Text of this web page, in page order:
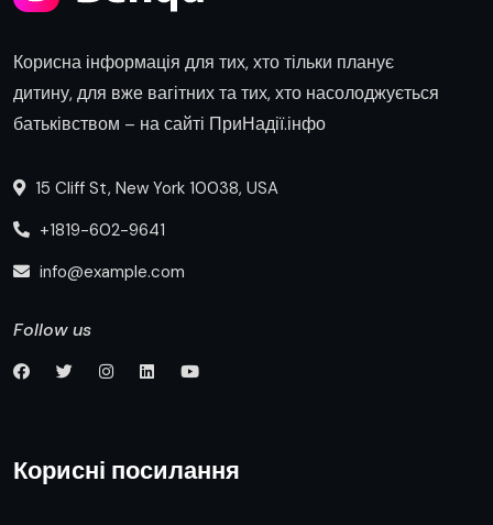
Корисна інформація для тих, хто тільки планує
дитину, для вже вагітних та тих, хто насолоджується
батьківством – на сайті ПриНадії.інфо
15 Cliff St, New York 10038, USA
+1819-602-9641
info@example.com
Follow us
Корисні посилання